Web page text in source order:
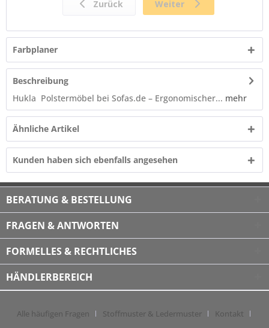
Farbplaner
Beschreibung
Hukla Polstermöbel bei Sofas.de – Ergonomischer... mehr
Ähnliche Artikel
Kunden haben sich ebenfalls angesehen
BERATUNG & BESTELLUNG
FRAGEN & ANTWORTEN
FORMELLES & RECHTLICHES
HÄNDLERBEREICH
Alle häufigen Fragen Stoffmuster & Ledermuster
Kontakt